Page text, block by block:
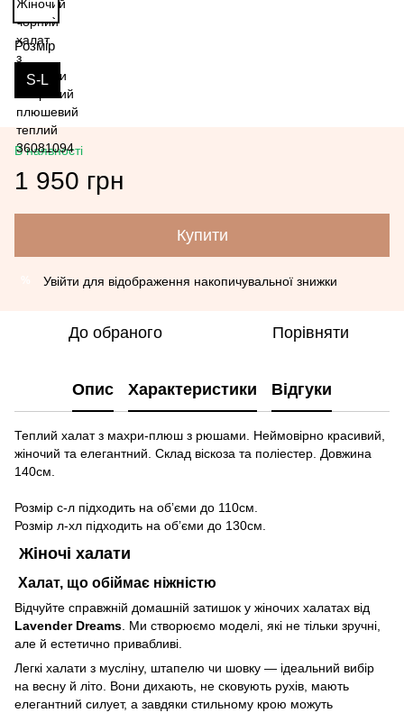
Розмір
S-L
В наявності
1 950 грн
Купити
Увійти для відображення накопичувальної знижки
До обраного Порівняти
Опис Характеристики Відгуки
Теплий халат з махри-плюш з рюшами. Неймовірно красивий,
жіночий та елегантний. Склад віскоза та поліестер. Довжина
140см.
Розмір с-л підходить на обʼєми до 110см.
Розмір л-хл підходить на обʼєми до 130см.
Жіночі халати
Халат, що обіймає ніжністю
Відчуйте справжній домашній затишок у жіночих халатах від
Lavender Dreams . Ми створюємо моделі, які не тільки зручні,
але й естетично привабливі.
Легкі халати з мусліну, штапелю чи шовку — ідеальний вибір
на весну й літо. Вони дихають, не сковують рухів, мають
елегантний силует, а завдяки стильному крою можуть